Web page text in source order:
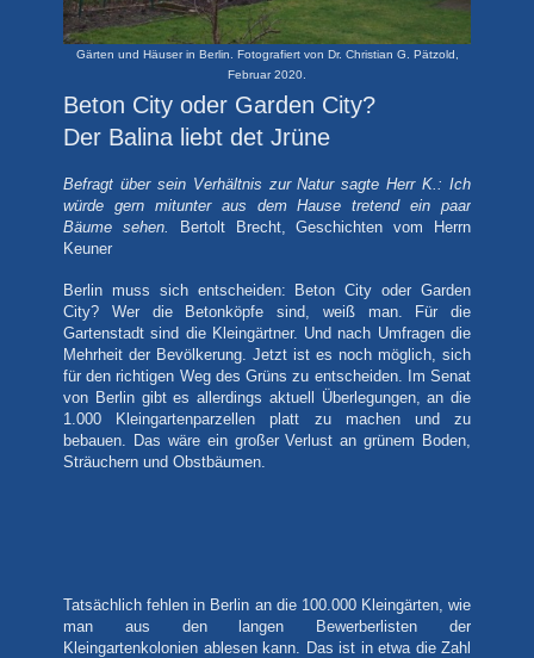
Gärten und Häuser in Berlin. Fotografiert von Dr. Christian G. Pätzold,
Februar 2020.
Beton City oder Garden City?
Der Balina liebt det Jrüne
Befragt über sein Verhältnis zur Natur sagte Herr K.: Ich
würde gern mitunter aus dem Hause tretend ein paar
Bäume sehen.
Bertolt Brecht, Geschichten vom Herrn
Keuner
Berlin muss sich entscheiden: Beton City oder Garden
City? Wer die Betonköpfe sind, weiß man. Für die
Gartenstadt sind die Kleingärtner. Und nach Umfragen die
Mehrheit der Bevölkerung. Jetzt ist es noch möglich, sich
für den richtigen Weg des Grüns zu entscheiden. Im Senat
von Berlin gibt es allerdings aktuell Überlegungen, an die
1.000 Kleingartenparzellen platt zu machen und zu
bebauen. Das wäre ein großer Verlust an grünem Boden,
Sträuchern und Obstbäumen.
Tatsächlich fehlen in Berlin an die 100.000 Kleingärten, wie
man aus den langen Bewerberlisten der
Kleingartenkolonien ablesen kann. Das ist in etwa die Zahl